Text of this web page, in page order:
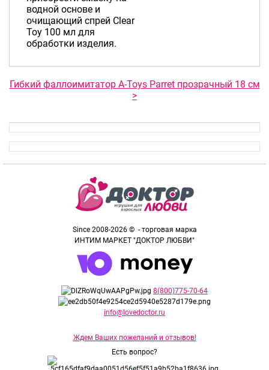
водной основе и
очищающий спрей Clear
Toy 100 мл для
обработки изделия.
Гибкий фаллоимитатор A-Toys Parret прозрачный 18 см
>
Since 2008-2026 © - торговая марка
ИНТИМ МАРКЕТ "ДОКТОР ЛЮБВИ"
8(800)775-70-64
info@lovedoctor.ru
Ждем Ваших пожеланий и отзывов!
Есть вопрос?